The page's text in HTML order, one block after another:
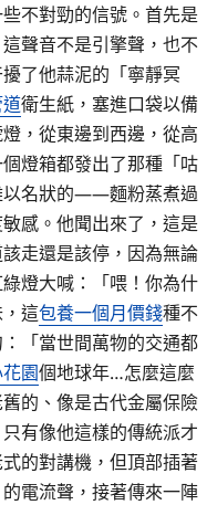
不對勁的信號。首先是
聲音不是引擎聲，也不
了他蒜泥的「寧靜冥
衛生紙，塞進口袋以備
，從東邊到西邊，從高
燈箱都發出了那種「咕
以名狀的——麵粉蒸煮過
感。他聞出來了，這是
走還是該停，因為無論
燈大喊：「喂！你為什
這包養一個月價錢種不
「當世間萬物的交通都
園個地球年…怎麼這麼
的、像是古代金屬保險
有像他這樣的傳統派才
的對講機，但頂部插著
電流聲，接著傳來一陣